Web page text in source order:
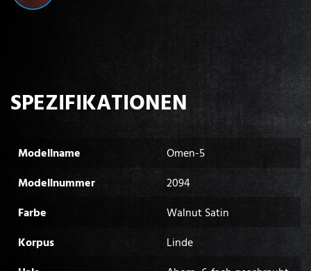
SPEZIFIKATIONEN
Modellname
Omen-5
Modellnummer
2094
Farbe
Walnut Satin
Korpus
Linde